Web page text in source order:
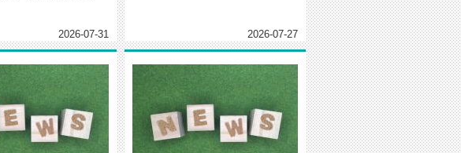
2026-07-31 2026-07-27